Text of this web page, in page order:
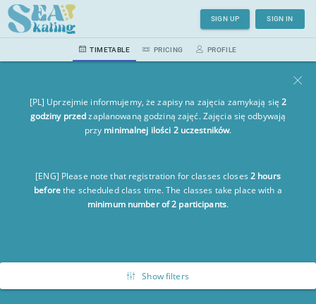
SIGN UP SIGN IN
TIMETABLE PRICING PROFILE
[PL] Uprzejmie informujemy, że zapisy na zajęcia zamykają się2
godziny przedzaplanowaną godziną zajęć. Zajęcia się odbywają
przy minimalnej ilości 2 uczestników.
[ENG] Please note that registration for classes closes 2 hours
beforethe scheduled class time. The classes take place with a
minimum number of 2 participants.
Show filters